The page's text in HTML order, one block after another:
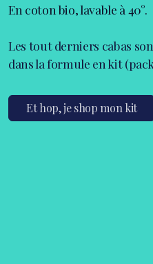
En coton bio, lavable à 40°.
Les tout derniers cabas
dans la formule en kit (pack
Et hop, je shop mon kit